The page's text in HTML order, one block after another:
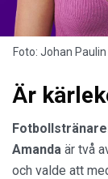
Foto: Johan
Är
Amanda är två
och valde att